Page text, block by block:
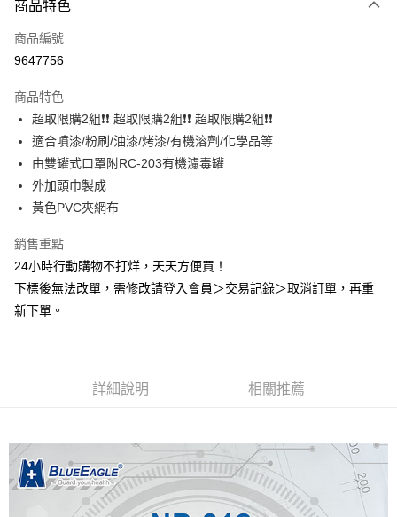
LINE Pay
Apple Pay
Google Pay
全盈+PAY
AFTEE先享後付
相關說明
【關於「AFTEE先享後付」】
便利好安心！
１．簡單：不需註冊會員、不需綁卡、不需儲值。
２．便利：只要手機號碼，簡訊認證，即可結帳。
３．安心：先確認商品／服務後，再付款。
３．收到繳費通知簡訊後14天內，點擊此簡訊中的連結，可透過四大超商／
後付繳納相關費用。
※ 交易是否成功請以「AFTEE先享後付 」之結帳頁面顯示為準，若有關於
是否繳費成功／繳費後需取消欲退款等相關疑問，請聯繫「AFTEE先享後付
客戶支援中心」 https://netprotections.freshdesk.com/support/home
運送方式
全家取貨付款
7-11取貨付款
每筆NT$60，滿NT$2,000(含以上)免運費
商品特色
商品編號
9647756
商品特色
超取限購2組❗❗ 超取限購2組❗❗ 超取限購2組❗❗
適合噴漆/粉刷/油漆/烤漆/有機溶劑/化學品等
由雙罐式口罩附RC-203有機濾毒罐
外加頭巾製成
黃色PVC夾網布
銷售重點
24小時行動購物不打烊，天天方便買！
下標後無法改單，需修改請登入會員＞交易記錄＞取消訂單，再重
新下單。
詳細說明 相關推薦